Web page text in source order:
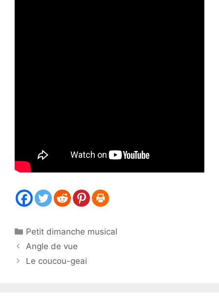
Catégories
Petit dimanche musical
Angle de vue
Le coucou-geai